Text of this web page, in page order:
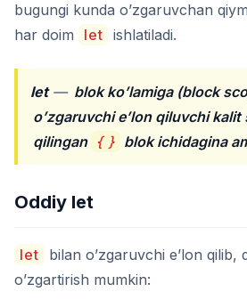
bugungi kunda o’zgaruvchan
har doim
let ishlatiladi.
let— blok ko’lamiga (block
o’zgaruvchi e’lon qiluvchi kalit
qilingan { } blok ichidagina
Oddiy let
let
bilan o’zgaruvchi e’lon qilib,
o’zgartirish mumkin: